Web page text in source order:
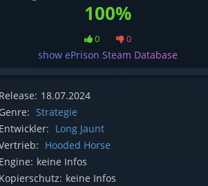
100%
0 0
show ePrison Steam Database
Release: 18.07.2024
Genre: Strategie
Entwickler: Long Jaunt
Hooded Horse
Engine: keine Infos
Kopierschutz: keine Infos